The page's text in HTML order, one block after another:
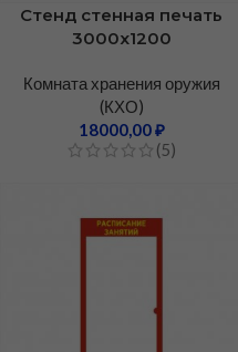
Стенд стенная печать
3000х1200
Комната хранения оружия
(КХО)
18000,00₽
(5)